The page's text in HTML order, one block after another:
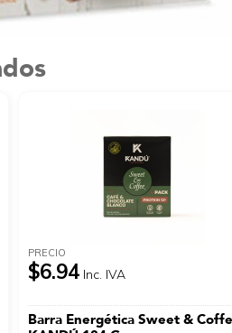
PRECIO
$6.94 Inc. IVA
Barra Energética Sweet &